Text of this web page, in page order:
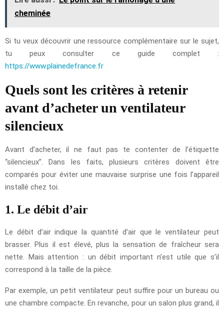
cheminée
Si tu veux découvrir une ressource complémentaire sur le sujet,
tu peux consulter ce guide complet :
https://www.plainedefrance.fr
Quels sont les critères à retenir
avant d’acheter un ventilateur
silencieux
Avant d’acheter, il ne faut pas te contenter de l’étiquette
“silencieux”. Dans les faits, plusieurs critères doivent être
comparés pour éviter une mauvaise surprise une fois l’appareil
installé chez toi.
1. Le débit d’air
Le débit d’air indique la quantité d’air que le ventilateur peut
brasser. Plus il est élevé, plus la sensation de fraîcheur sera
nette. Mais attention : un débit important n’est utile que s’il
correspond à la taille de la pièce.
Par exemple, un petit ventilateur peut suffire pour un bureau ou
une chambre compacte. En revanche, pour un salon plus grand, il